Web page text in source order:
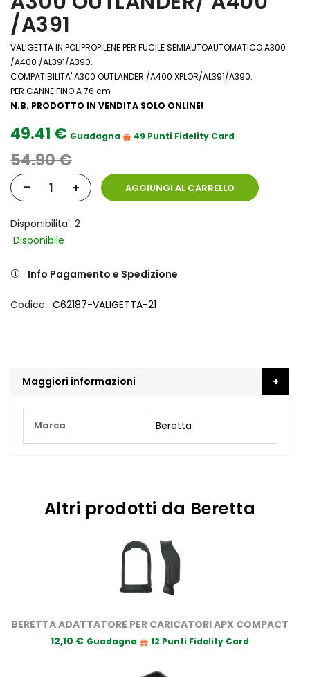
/A391
VALIGETTA IN POLIPROPILENE PER FUCILE SEMIAUTOAUTOMATICO A300
/A400 /AL391/A390.
COMPATIBILITA':A300 OUTLANDER /A400 XPLOR/AL391/A390.
PER CANNE FINO A 76 cm
N.B. PRODOTTO IN VENDITA SOLO ONLINE!
49.41 € Guadagna 49 Punti Fidelity Card
54.90 €
-
+ AGGIUNGI AL CARRELLO
Disponibilita': 2
Disponibile
Info Pagamento e Spedizione
Codice C62187-VALIGETTA-21
Maggiori informazioni
Informazioni
Marca Beretta
Altri prodotti da Beretta
BERETTA ADATTATORE PER CARICATORI APX COMPACT
12,10 € Guadagna 12 Punti Fidelity Card